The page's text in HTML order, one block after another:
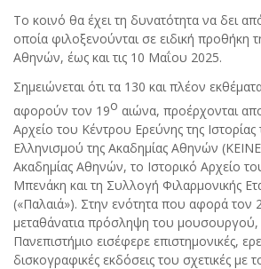
Το κοινό θα έχει τη δυνατότητα να δει
οποία φιλοξενούνται σε ειδική προθήκη
Αθηνών, έως και τις 10 Μαΐου 2025.
Σημειώνεται ότι τα 130 και πλέον
αφορούν τον 19ο αιώνα, προέρχονται
Αρχείο του Κέντρου Ερεύνης της
Ελληνισμού της Ακαδημίας Αθηνών
Ακαδημίας Αθηνών, το Ιστορικό Αρχείο
Μπενάκη και τη Συλλογή Φιλαρμονικής
(«Παλαιά»). Στην ενότητα που αφορά τον
μεταθάνατια πρόσληψη του μουσουργού,
Πανεπιστήμιο εισέφερε επιστημονικές,
δισκογραφικές εκδόσεις του σχετικές με